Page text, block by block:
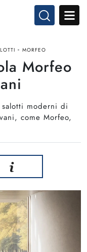
- MORFEO
Morfeo
moderni di
come Morfeo,